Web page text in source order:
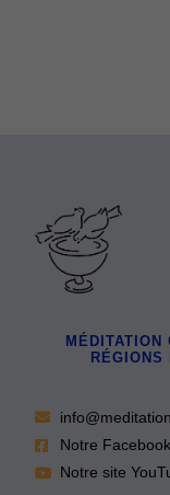
MÉDITATION
RÉGIONS
Notre Facebook
Notre site